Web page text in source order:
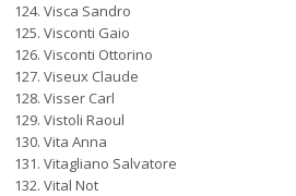
Visca Sandro
Visconti Gaio
Visconti Ottorino
Viseux Claude
Visser Carl
Vistoli Raoul
Vita Anna
Vitagliano Salvatore
Vital Not